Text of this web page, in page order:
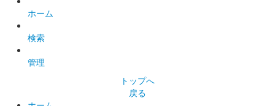
ホーム
検索
管理
トップへ
戻る